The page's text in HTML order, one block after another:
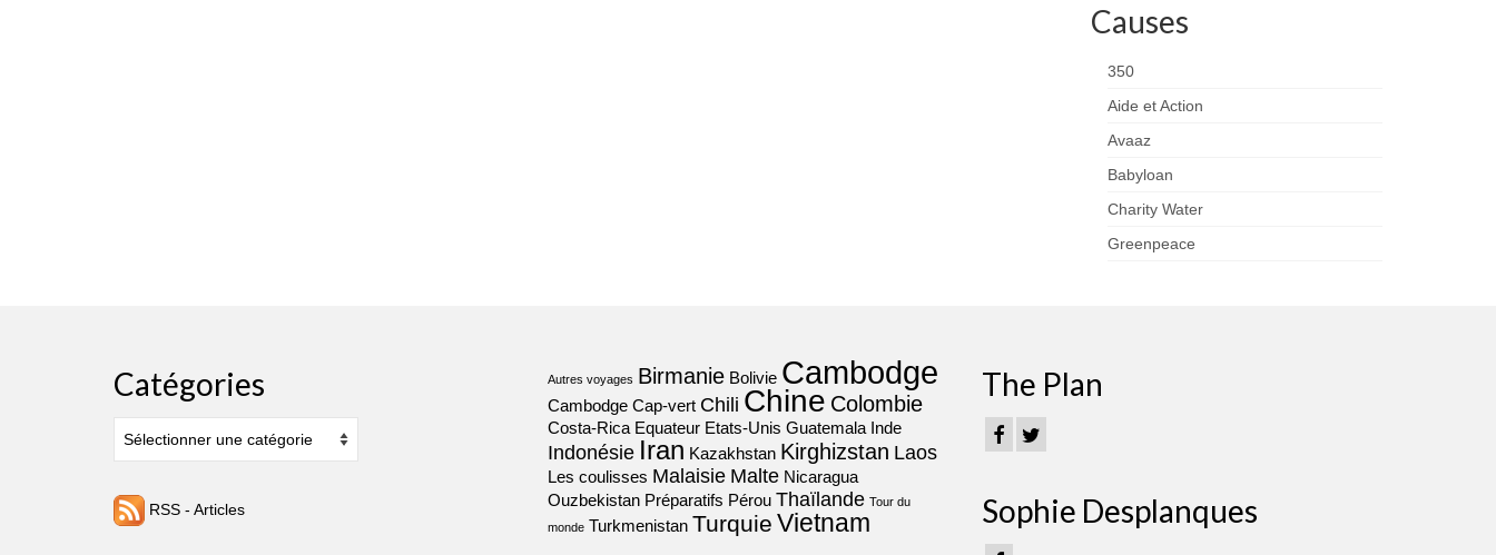
Causes
350
Aide et Action
Avaaz
Babyloan
Charity Water
Greenpeace
Catégories
RSS - Articles
Autres voyages Birmanie Bolivie Cambodge
Cambodge Cap-vert Chili Chine Colombie
Costa-Rica Equateur Etats-Unis Guatemala Inde
Indonésie Iran Kazakhstan Kirghizstan Laos
Les coulisses Malaisie Malte Nicaragua
Ouzbekistan Préparatifs Pérou Thaïlande Tour du
monde Turkmenistan Turquie Vietnam
The Plan
Sophie Desplanques